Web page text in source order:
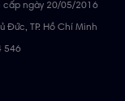
cấp ngày 20/05/2016
Đức, TP. Hồ Chí Minh
546